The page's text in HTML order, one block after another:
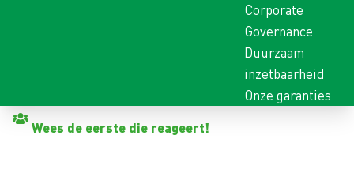
Corporate
Governance
Duurzaam
inzetbaarheid
Onze garanties
Wees de eerste die reageert!